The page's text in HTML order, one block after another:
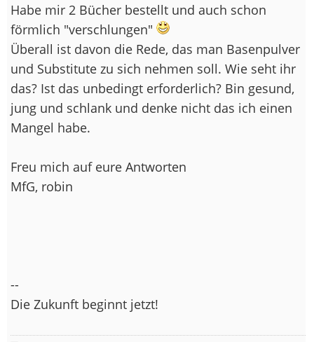
Habe mir 2 Bücher bestellt und auch schon
förmlich "verschlungen"
Überall ist davon die Rede, das man Basenpulver
und Substitute zu sich nehmen soll. Wie seht ihr
das? Ist das unbedingt erforderlich? Bin gesund,
jung und schlank und denke nicht das ich einen
Mangel habe.
Freu mich auf eure Antworten
MfG, robin
--
Die Zukunft beginnt jetzt!